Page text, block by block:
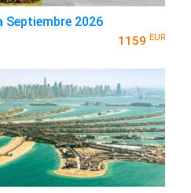
Septiembre 2026
1159 EUR